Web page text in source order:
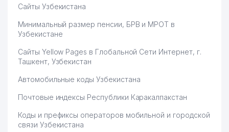
Сайты Узбекистана
Минимальный размер пенсии, БРВ и МРОТ в
Узбекистане
Сайты Yellow Pages в Глобальной Сети Интернет, г.
Ташкент, Узбекистан
Автомобильные коды Узбекистана
Почтовые индексы Республики Каракалпакстан
Коды и префиксы операторов мобильной и городской
связи Узбекистана